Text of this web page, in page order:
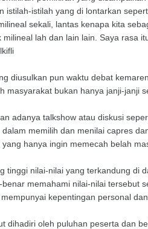
istilah-istilah yang di lontarkan
sekali, lantas kenapa kita
milineal lah dan lain lain. Saya rasa
diusulkan pun waktu debat
masyarakat bukan hanya janji-janji
adanya talkshow atau diskusi
memilih dan menilai capres
hanya ingin memecah belah
tinggi nilai-nilai yang terkandung di
memahami nilai-nilai tersebut
kepentingan personal
dihadiri oleh puluhan peserta dan